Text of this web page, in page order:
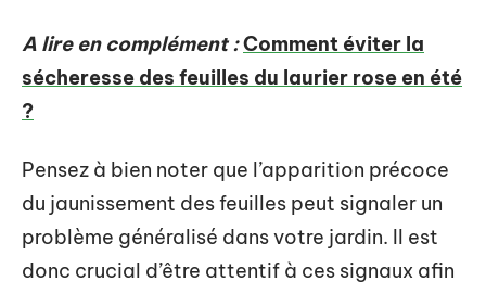
A lire en complément :Comment éviter la
sécheresse des feuilles du laurier rose en été
?
Pensez à bien noter que l’apparition précoce
du jaunissement des feuilles peut signaler un
problème généralisé dans votre jardin. Il est
donc crucial d’être attentif à ces signaux afin